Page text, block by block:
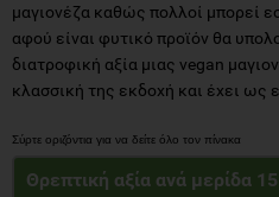
μαγιονέζα καθώς πολλοί μπορεί
αφού είναι φυτικό προϊόν θα
διατροφική αξία μιας vegan
κλασσική της εκδοχή και έχει ως
Θρεπτική αξία ανά μερίδα